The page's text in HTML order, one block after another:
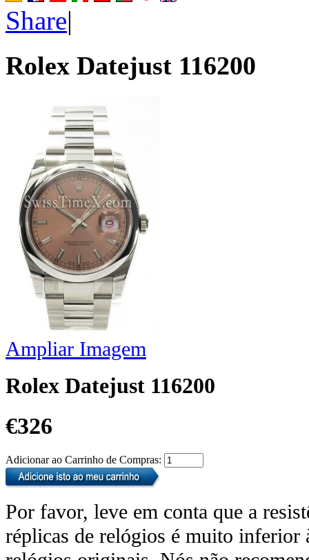
Share|
Rolex Datejust 116200
Ampliar Imagem
Rolex Datejust 116200
€326
Adicionar ao Carrinho de Compras:
Por favor, leve em conta que a
réplicas de relógios é muito inferior